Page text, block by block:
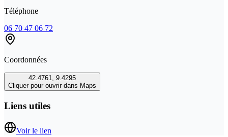
Téléphone
06 70 47 06 72
Coordonnées
42.4761, 9.4295
Cliquer pour ouvrir dans Maps
Liens utiles
Voir le lien